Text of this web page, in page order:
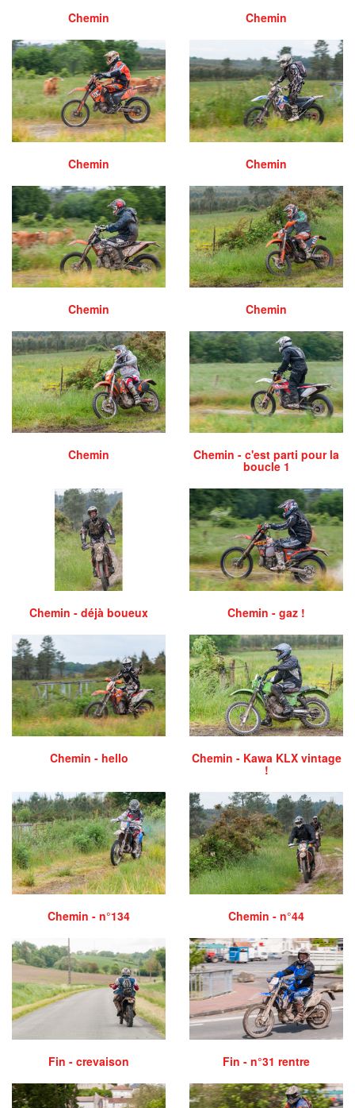
Chemin Chemin
Chemin Chemin
Chemin Chemin
Chemin Chemin - c'est parti pour la
boucle 1
Chemin - déjà boueux Chemin - gaz !
Chemin - hello Chemin - Kawa KLX vintage
!
Chemin - n°134 Chemin - n°44
Fin - crevaison Fin - n°31 rentre